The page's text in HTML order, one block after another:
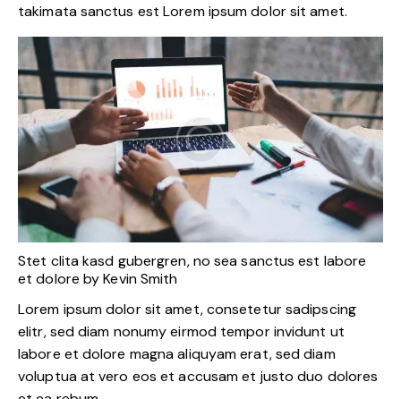
takimata sanctus est Lorem ipsum dolor sit amet.
Stet clita kasd gubergren, no sea sanctus est labore
et dolore byKevin Smith
Lorem ipsum dolor sit amet, consetetur sadipscing
elitr, sed diam nonumy eirmod tempor invidunt ut
labore et dolore magna aliquyam erat, sed diam
voluptua at vero eos et accusam et justo duo dolores